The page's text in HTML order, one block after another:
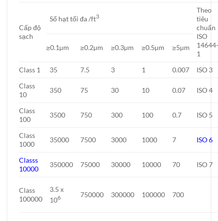
Cấp độ
sạch
Số hạt tối đa /ft3
Theo
tiêu
chuẩn
ISO
1
≥0.1µm ≥0.2µm ≥0.3µm ≥0.5µm ≥5µm
Class 1 35 7.5 3 1 0.007
ISO 3
Class
10
350 75 30 10 0.07 ISO 4
Class
100
3500 750 300 100 0.7 ISO 5
Class
1000
35000 7500 3000 1000 7 ISO 6
Classs
10000
350000 75000 30000 10000 70 ISO 7
Class
100000
3.5 x
106 750000 300000 100000 700